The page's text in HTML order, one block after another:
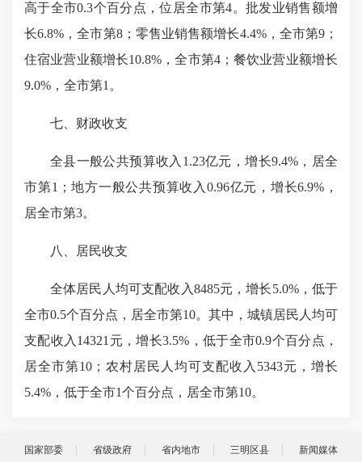
高于全市0.3个百分点，位居全市第4。批发业销售额增
长6.8%，全市第8；零售业销售额增长4.4%，全市第9；
住宿业营业额增长10.8%，全市第4；餐饮业营业额增长
9.0%，全市第1。
七、财政收支
全县一般公共预算收入1.23亿元，增长9.4%，居全
市第1；地方一般公共预算收入0.96亿元，增长6.9%，
居全市第3。
八、居民收支
全体居民人均可支配收入8485元，增长5.0%，低于
全市0.5个百分点，居全市第10。其中，城镇居民人均可
支配收入14321元，增长3.5%，低于全市0.9个百分点，
居全市第10；农村居民人均可支配收入5343元，增长
5.4%，低于全市1个百分点，居全市第10。
国家部委 省级政府 省内地市 三明区县 新闻媒体